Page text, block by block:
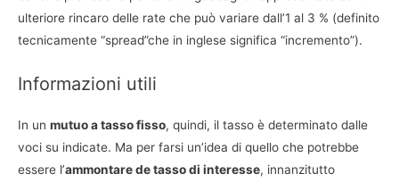
ulteriore rincaro delle rate che può variare dall’1 al 3 % (definito
tecnicamente “spread”che in inglese significa “incremento”).
Informazioni utili
In un mutuo a tasso fisso, quindi, il tasso è determinato dalle
voci su indicate. Ma per farsi un’idea di quello che potrebbe
essere l’ammontare de tasso di interesse, innanzitutto